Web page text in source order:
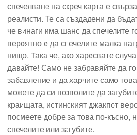
спечелване на скреч карта е
реалисти. Те са създадени да
че винаги има шанс да спечелите
вероятно е да спечелите малка
нищо. Така че, ако харесвате
давайте! Само не забравяйте да го
забавление и да харчите само
можете да си позволите да
краищата, истинският джакпот
посмеете добре за това по-късно,
спечелите или загубите.